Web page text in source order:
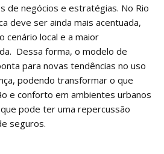
de negócios e estratégias. No Rio
deve ser ainda mais acentuada,
cenário local e a maior
Dessa forma, o modelo de
para novas tendências no uso
podendo transformar o que
e conforto em ambientes urbanos
pode ter uma repercussão
seguros.